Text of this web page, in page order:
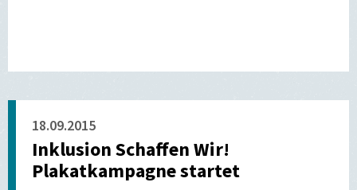
18.09.2015
Inklusion Schaffen Wir!
Plakatkampagne startet